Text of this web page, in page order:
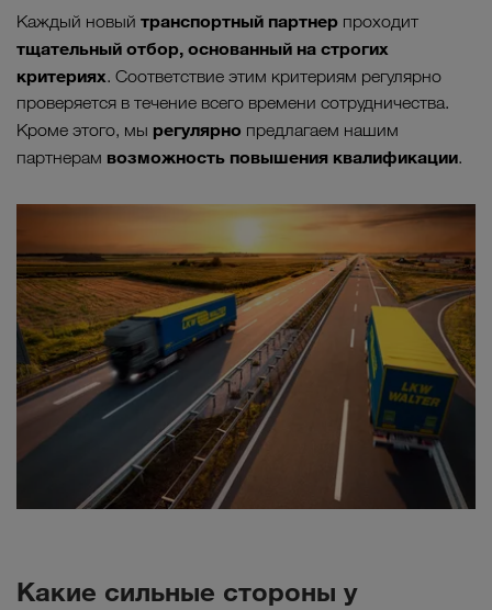
Каждый новый транспортный партнер проходит
тщательный отбор, основанный на строгих
критериях. Соответствие этим критериям регулярно
проверяется в течение всего времени сотрудничества.
Кроме этого, мы регулярно предлагаем нашим
партнерам возможность повышения квалификации.
Какие сильные стороны у